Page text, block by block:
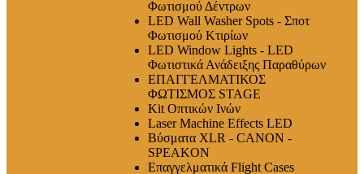
Φωτισμού Δέντρων
LED Wall Washer Spots - Σποτ
Φωτισμού Κτιρίων
LED Window Lights - LED
Φωτιστικά Ανάδειξης Παραθύρων
ΕΠΑΓΓΕΛΜΑΤΙΚΟΣ
ΦΩΤΙΣΜΟΣ STAGE
Kit Οπτικών Ινών
Laser Machine Effects LED
Βύσματα XLR - CANON -
SPEAKON
Επαγγελματικά Flight Cases